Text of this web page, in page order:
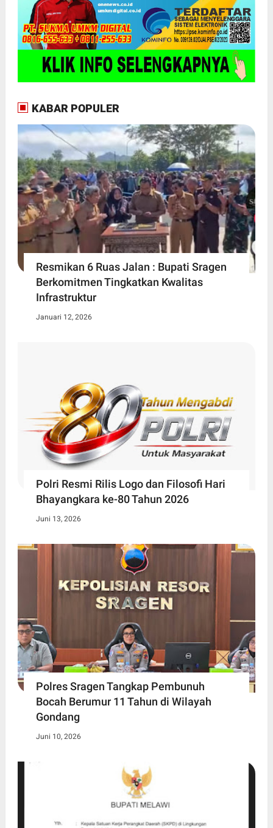
KABAR POPULER
Resmikan 6 Ruas Jalan : Bupati Sragen
Berkomitmen Tingkatkan Kwalitas
Infrastruktur
Januari 12, 2026
Polri Resmi Rilis Logo dan Filosofi Hari
Bhayangkara ke-80 Tahun 2026
Juni 13, 2026
Polres Sragen Tangkap Pembunuh
Bocah Berumur 11 Tahun di Wilayah
Gondang
Juni 10, 2026